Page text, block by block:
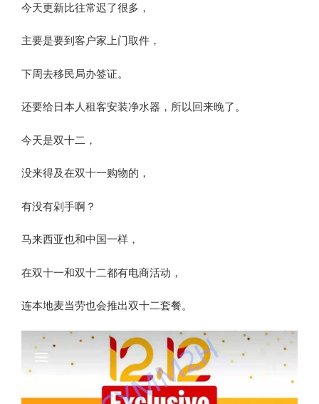
今天更新比往常迟了很多，
主要是要到客户家上门取件，
下周去移民局办签证。
还要给日本人租客安装净水器，所以回来晚了。
今天是双十二，
没来得及在双十一购物的，
有没有剁手啊？
马来西亚也和中国一样，
在双十一和双十二都有电商活动，
连本地麦当劳也会推出双十二套餐。